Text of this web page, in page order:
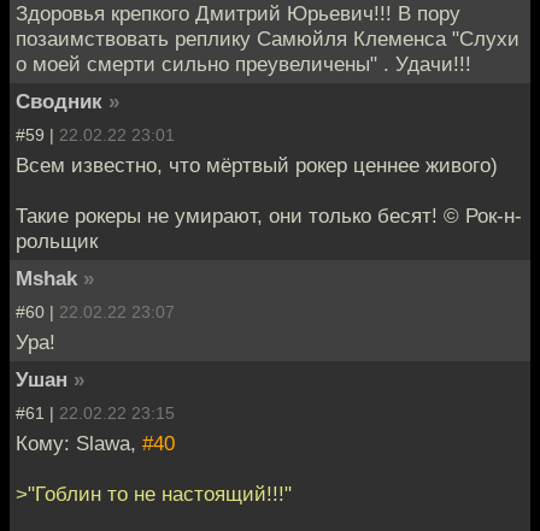
Здоровья крепкого Дмитрий Юрьевич!!! В пору
позаимствовать реплику Самюйля Клеменса "Слухи
о моей смерти сильно преувеличены" . Удачи!!!
Сводник »
#59 | 22.02.22 23:01
Всем известно, что мёртвый рокер ценнее живого)
Такие рокеры не умирают, они только бесят! © Рок-н-
рольщик
Mshak »
#60 | 22.02.22 23:07
Ура!
Ушан »
#61 | 22.02.22 23:15
Кому: Slawa, #40
>"Гоблин то не настоящий!!!"